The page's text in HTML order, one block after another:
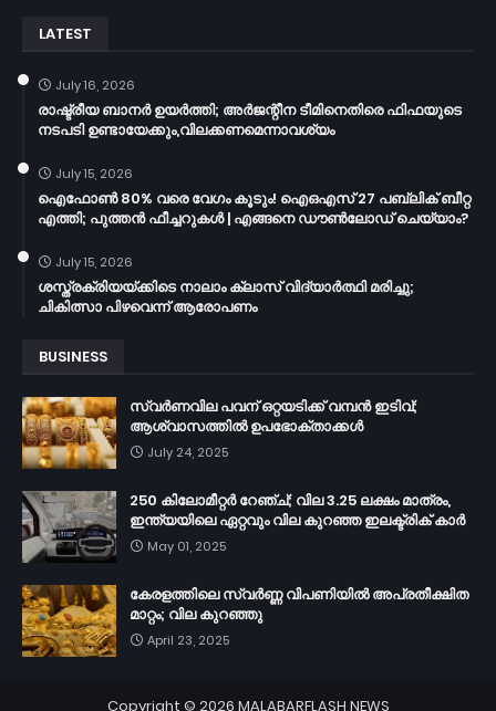
LATEST
July 16, 2026
രാഷ്ട്രീയ ബാനർ ഉയർത്തി; അർജന്റീന ടീമിനെതിരെ ഫിഫയുടെ
നടപടി ഉണ്ടായേക്കും,വിലക്കണമെന്നാവശ്യം
July 15, 2026
ഐഫോൺ 80% വരെ വേഗം കൂടും! ഐഒഎസ് 27 പബ്ലിക് ബീറ്റ
എത്തി; പുത്തൻ ഫീച്ചറുകൾ | എങ്ങനെ ഡൗൺലോഡ് ചെയ്യാം?
July 15, 2026
ശസ്ത്രക്രിയയ്ക്കിടെ നാലാം ക്ലാസ് വിദ്യാർത്ഥി മരിച്ചു;
ചികിത്സാ പിഴവെന്ന് ആരോപണം
BUSINESS
സ്വർണവില പവന് ഒറ്റയടിക്ക് വമ്പൻ ഇടിവ്;
ആശ്വാസത്തിൽ ഉപഭോക്താക്കൾ
July 24, 2025
250 കിലോമീറ്റർ റേഞ്ച്; വില 3.25 ലക്ഷം മാത്രം,
ഇന്ത്യയിലെ ഏറ്റവും വില കുറഞ്ഞ ഇലക്ട്രിക് കാർ
May 01, 2025
കേരളത്തിലെ സ്വർണ്ണ വിപണിയിൽ അപ്രതീക്ഷിത
മാറ്റം; വില കുറഞ്ഞു
April 23, 2025
Copyright © 2026 MALABARFLASH NEWS